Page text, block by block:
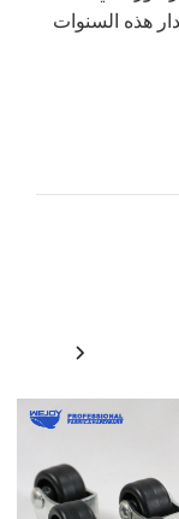
هذه السنوات